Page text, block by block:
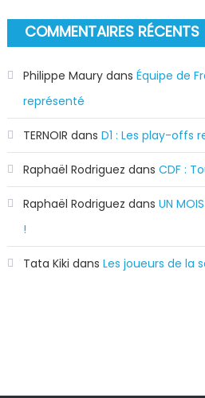
COMMENTAIRES RÉCENTS
Philippe Maurydans Équipe de
représenté
TERNOIR dans D1 : Les play-offs
Raphaël Rodriguez dans CDF :
Raphaël Rodriguez dans UN MOIS
!
Tata Kiki dans Les joueurs de la